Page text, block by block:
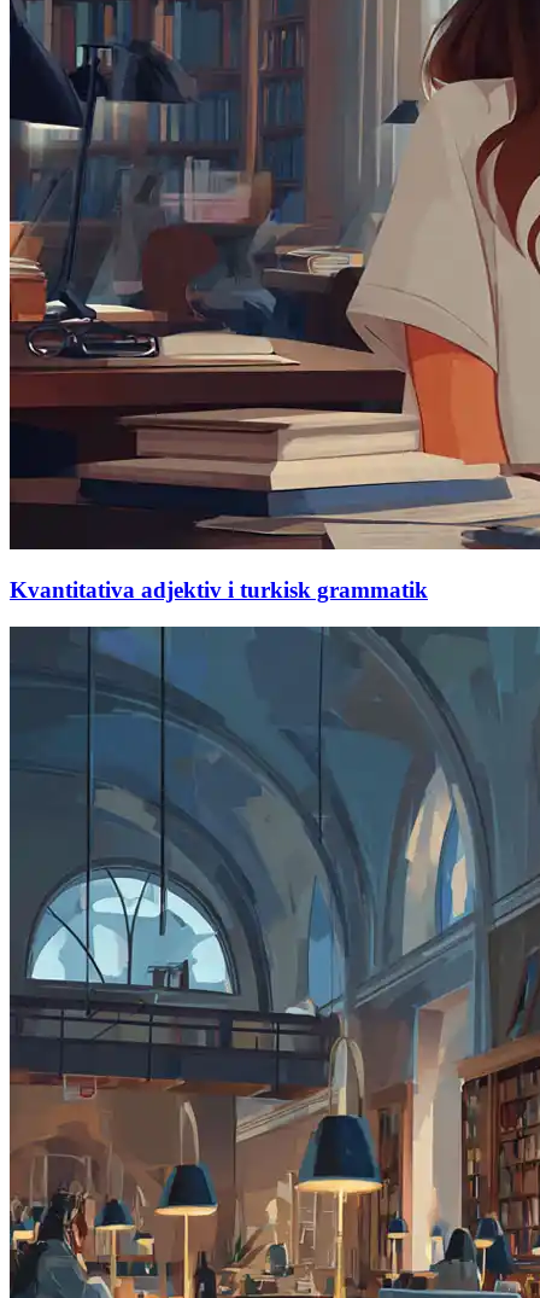
Kvantitativa adjektiv i turkisk grammatik